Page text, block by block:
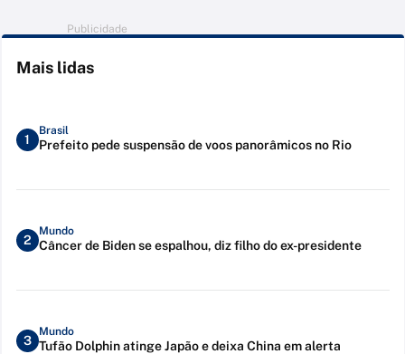
Publicidade
Mais lidas
1
Brasil
Prefeito pede suspensão de voos panorâmicos no Rio
2
Mundo
Câncer de Biden se espalhou, diz filho do ex-presidente
3
Mundo
Tufão Dolphin atinge Japão e deixa China em alerta